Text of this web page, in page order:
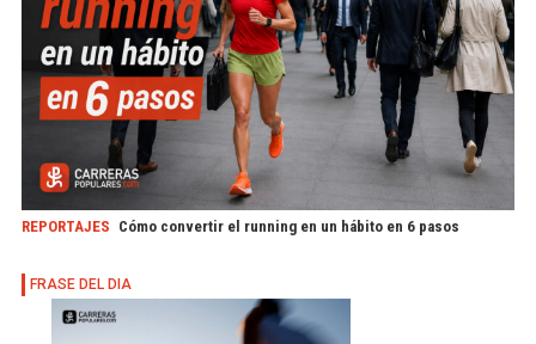
REPORTAJES Cómo convertir el running en un hábito en 6 pasos